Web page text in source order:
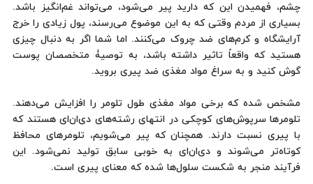
چشم، فهمیدن این که دارید پیر می‌شود، می‌تواند غم‌انگیز باشد.
بسیاری از مردم وقتی که به این موضوع می‌رسند، پول زیادی را خرج
آرایشگاه و کرم‌های ضد چروک می‌کنند. اما شما اگر به دنبال چیزی
هستید که واقعاً تاثیر داشته باشد، به توصیۀ متخصصان پوست
گوش کنید و به سراغ مواد مغذی ضد پیری بروید.
مشخص شده که برخی مواد مغذی طول تلومر را افزایش می‌دهند.
تلومرها سرپوش‌های کوچکی در انتهای رشته‌های دی‌ان‌ای هستند که
با پیری نسبت دارند. همچنان که پیر می‌شویم، تلومرهای محافظ
کوتاه‌تر می‌شوند و دی‌ان‌ای به خوبی سابق تولید نمی‌شود. این
فرآیند منجر به شکست سلول‌ها شده که معنای پیری است.